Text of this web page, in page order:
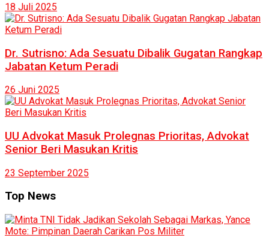
18 Juli 2025
Dr. Sutrisno: Ada Sesuatu Dibalik Gugatan Rangkap
Jabatan Ketum Peradi
26 Juni 2025
UU Advokat Masuk Prolegnas Prioritas, Advokat
Senior Beri Masukan Kritis
23 September 2025
Top News